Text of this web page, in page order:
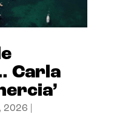
Carla
2026